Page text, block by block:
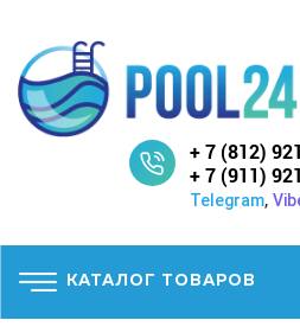
+ 7 (812)
+ 7 (911)
Telegram,
КАТАЛОГ ТОВАРОВ